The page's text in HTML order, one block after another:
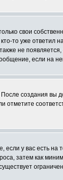
свои
то уже ответил
не
если на
создания вы
если у вас есть
затем как